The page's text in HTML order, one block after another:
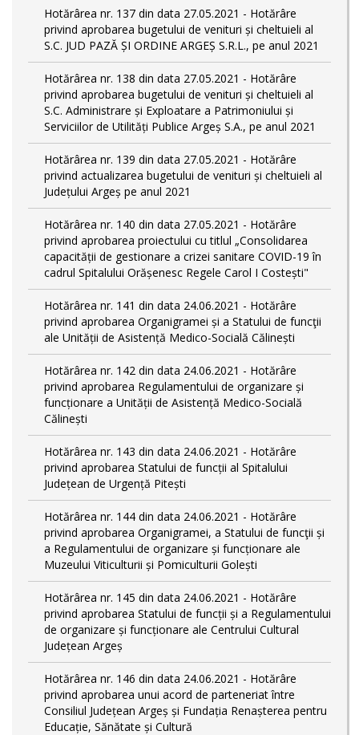
Hotărârea nr. 137 din data 27.05.2021 - Hotărâre
privind aprobarea bugetului de venituri și cheltuieli al
S.C. JUD PAZĂ ȘI ORDINE ARGEȘ S.R.L., pe anul 2021
Hotărârea nr. 138 din data 27.05.2021 - Hotărâre
privind aprobarea bugetului de venituri și cheltuieli al
S.C. Administrare și Exploatare a Patrimoniului și
Serviciilor de Utilități Publice Argeș S.A., pe anul 2021
Hotărârea nr. 139 din data 27.05.2021 - Hotărâre
privind actualizarea bugetului de venituri și cheltuieli al
Județului Argeș pe anul 2021
Hotărârea nr. 140 din data 27.05.2021 - Hotărâre
privind aprobarea proiectului cu titlul „Consolidarea
capacității de gestionare a crizei sanitare COVID-19 în
cadrul Spitalului Orășenesc Regele Carol I Costești"
Hotărârea nr. 141 din data 24.06.2021 - Hotărâre
privind aprobarea Organigramei și a Statului de funcţii
ale Unității de Asistență Medico-Socială Călinești
Hotărârea nr. 142 din data 24.06.2021 - Hotărâre
privind aprobarea Regulamentului de organizare și
funcționare a Unității de Asistență Medico-Socială
Călinești
Hotărârea nr. 143 din data 24.06.2021 - Hotărâre
privind aprobarea Statului de funcții al Spitalului
Județean de Urgență Pitești
Hotărârea nr. 144 din data 24.06.2021 - Hotărâre
privind aprobarea Organigramei, a Statului de funcţii și
a Regulamentului de organizare și funcționare ale
Muzeului Viticulturii și Pomiculturii Golești
Hotărârea nr. 145 din data 24.06.2021 - Hotărâre
privind aprobarea Statului de funcții și a Regulamentului
de organizare și funcționare ale Centrului Cultural
Județean Argeș
Hotărârea nr. 146 din data 24.06.2021 - Hotărâre
privind aprobarea unui acord de parteneriat între
Consiliul Județean Argeș și Fundația Renașterea pentru
Educație, Sănătate și Cultură